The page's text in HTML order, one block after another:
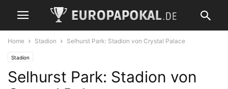
Home Stadion Selhurst Park: Stadion von Crystal Palace
Stadion
Selhurst Park: Stadion von